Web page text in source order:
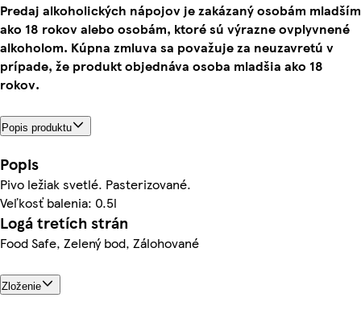
Predaj alkoholických nápojov je zakázaný osobám mladším
ako 18 rokov alebo osobám, ktoré sú výrazne ovplyvnené
alkoholom. Kúpna zmluva sa považuje za neuzavretú v
prípade, že produkt objednáva osoba mladšia ako 18
rokov.
Popis produktu
Popis
Pivo ležiak svetlé. Pasterizované.
Veľkosť balenia: 0.5l
Logá tretích strán
Food Safe, Zelený bod, Zálohované
Zloženie